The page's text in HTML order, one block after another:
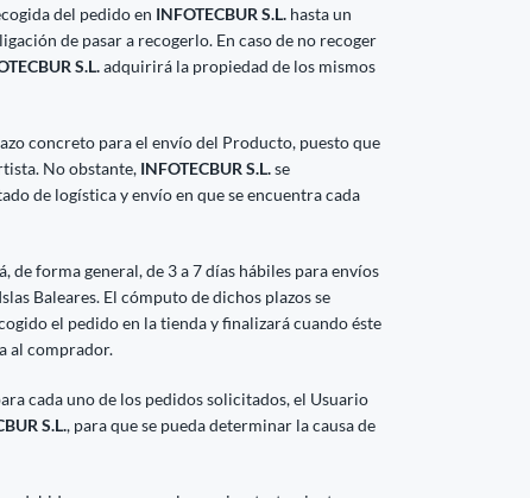
del pedido en INFOTECBUR S.L. hasta un
de pasar a recogerlo. En caso de no recoger
S.L.adquirirá la propiedad de los mismos
concreto para el envío del Producto, puesto que
No obstante, INFOTECBUR S.L.se
de logística y envío en que se encuentra cada
de forma general, de 3 a 7 días hábiles para envíos
Baleares. El cómputo de dichos plazos se
el pedido en la tienda y finalizará cuando éste
al comprador.
cada uno de los pedidos solicitados, el Usuario
S.L., para que se pueda determinar la causa de